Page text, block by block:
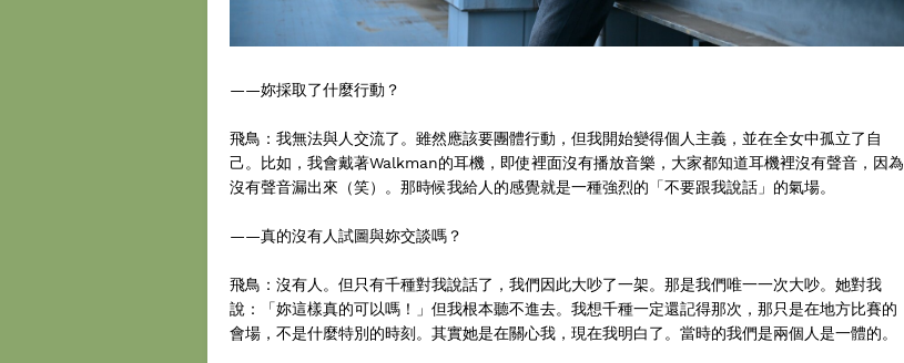
——妳採取了什麼行動？
飛鳥：我無法與人交流了。雖然應該要團體行動，但我開始變得個人主義，並在全女中孤立了自
己。比如，我會戴著Walkman的耳機，即使裡面沒有播放音樂，大家都知道耳機裡沒有聲音，因為
沒有聲音漏出來（笑）。那時候我給人的感覺就是一種強烈的「不要跟我說話」的氣場。
——真的沒有人試圖與妳交談嗎？
飛鳥：沒有人。但只有千種對我說話了，我們因此大吵了一架。那是我們唯一一次大吵。她對我
說：「妳這樣真的可以嗎！」但我根本聽不進去。我想千種一定還記得那次，那只是在地方比賽的
會場，不是什麼特別的時刻。其實她是在關心我，現在我明白了。當時的我們是兩個人是一體的。